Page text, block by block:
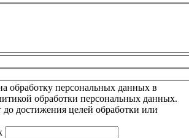
обработку персональных данных в
обработки персональных данных.
до достижения целей обработки или